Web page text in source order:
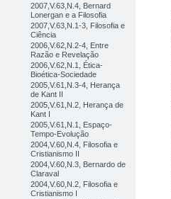
2007,V.63,N.4, Bernard
Lonergan e a Filosofia
2007,V.63,N.1-3, Filosofia e
Ciência
2006,V.62,N.2-4, Entre
Razão e Revelação
2006,V.62,N.1, Ética-
Bioética-Sociedade
2005,V.61,N.3-4, Herança
de Kant II
2005,V.61,N.2, Herança de
Kant I
2005,V.61,N.1, Espaço-
Tempo-Evolução
2004,V.60,N.4, Filosofia e
Cristianismo II
2004,V.60,N.3, Bernardo de
Claraval
2004,V.60,N.2, Filosofia e
Cristianismo I